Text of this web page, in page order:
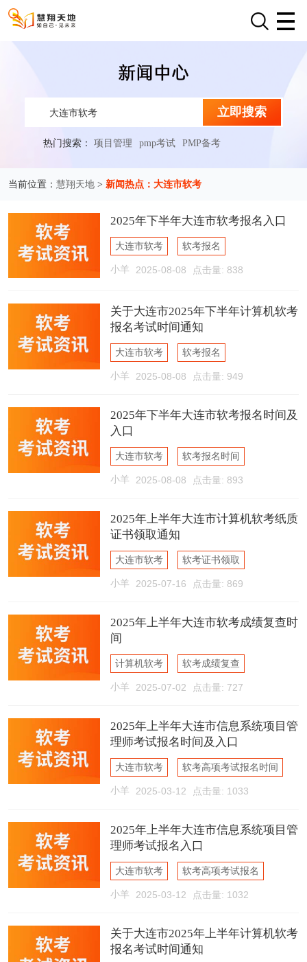
立即搜索
热门搜索：项目管理 pmp考试 PMP备考
当前位置： 慧翔天地> 新闻热点：大连市软考
2025年下半年大连市软考报名入口
大连市软考 软考报名
软考报名入口
小羊 2025-08-08 点击量: 838
关于大连市2025年下半年计算机软考
报名考试时间通知
大连市软考 软考报名
软考报名时间
小羊 2025-08-08 点击量: 949
2025年下半年大连市软考报名时间及
入口
大连市软考 软考报名时间
软考报名入口
小羊 2025-08-08 点击量: 893
2025年上半年大连市计算机软考纸质
证书领取通知
大连市软考 软考证书领取
软考纸质证书领取
小羊 2025-07-16 点击量: 869
2025年上半年大连市软考成绩复查时
间
计算机软考 软考成绩复查
大连市软考
小羊 2025-07-02 点击量: 727
2025年上半年大连市信息系统项目管
理师考试报名时间及入口
大连市软考 软考高项考试报名时间
软考高项考试报名入口
小羊 2025-03-12 点击量: 1033
2025年上半年大连市信息系统项目管
理师考试报名入口
大连市软考 软考高项考试报名
软考高项考试报名入口
小羊 2025-03-12 点击量: 1032
关于大连市2025年上半年计算机软考
报名考试时间通知